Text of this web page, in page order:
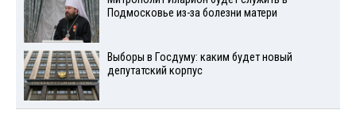
Подмосковье из-за болезни матери
Выборы в Госдуму: каким будет новый
депутатский корпус